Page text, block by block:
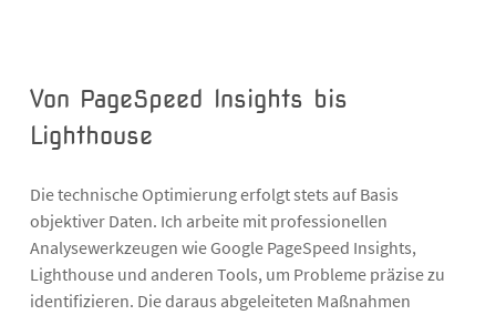
Von PageSpeed Insights bis
Lighthouse
Die technische Optimierung erfolgt stets auf Basis
objektiver Daten. Ich arbeite mit professionellen
Analysewerkzeugen wie Google PageSpeed Insights,
Lighthouse und anderen Tools, um Probleme präzise zu
identifizieren. Die daraus abgeleiteten Maßnahmen